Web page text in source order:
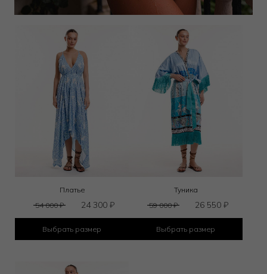
Платье
54 000₽ 24 300₽
Выбрать размер
Туника
59 000₽ 26 550₽
Выбрать размер